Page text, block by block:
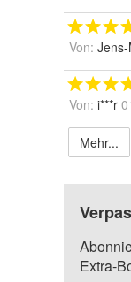
Von:
Von: i***r
Mehr...
Extra-